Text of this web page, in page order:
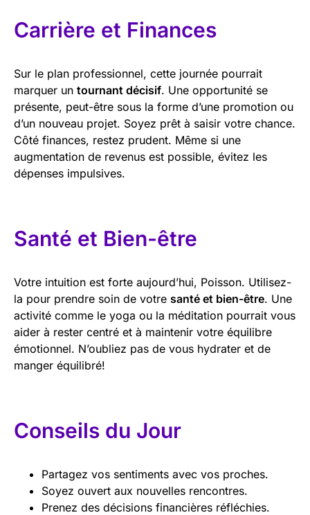
Carrière et Finances
Sur le plan professionnel, cette journée pourrait
marquer un tournant décisif. Une opportunité se
présente, peut-être sous la forme d’une promotion ou
d’un nouveau projet. Soyez prêt à saisir votre chance.
Côté finances, restez prudent. Même si une
augmentation de revenus est possible, évitez les
dépenses impulsives.
Santé et Bien-être
Votre intuition est forte aujourd’hui, Poisson. Utilisez-
la pour prendre soin de votre santé et bien-être. Une
activité comme le yoga ou la méditation pourrait vous
aider à rester centré et à maintenir votre équilibre
émotionnel. N’oubliez pas de vous hydrater et de
manger équilibré!
Conseils du Jour
Partagez vos sentiments avec vos proches.
Soyez ouvert aux nouvelles rencontres.
Prenez des décisions financières réfléchies.